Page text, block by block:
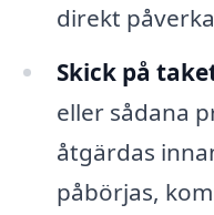
direkt
Skick på
eller sådana
åtgärdas
påbörjas,